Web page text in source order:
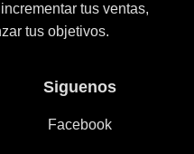
tus ventas,
tus objetivos.
Siguenos
Facebook